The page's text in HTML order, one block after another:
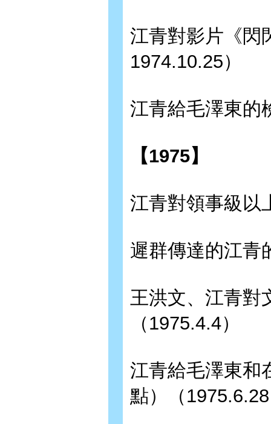
江青對影片《閃
1974.10.25）
江青給毛澤東的
【1975】
江青對領事級以
遲群傳達的江青
王洪文、江青對
（1975.4.4）
江青給毛澤東和
點）（